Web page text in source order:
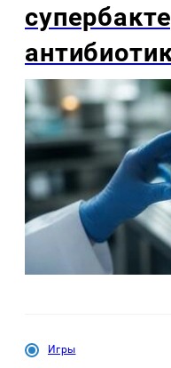
Игры